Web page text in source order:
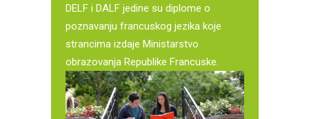
DELF i DALF jedine su diplome o
poznavanju francuskog jezika koje
strancima izdaje Ministarstvo
obrazovanja Republike Francuske.